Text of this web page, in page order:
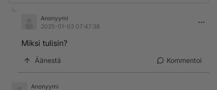
Anonyymi
2025-01-03 07:47:38
Miksi tulisin?
Äänestä Kommentoi
Anonyymi